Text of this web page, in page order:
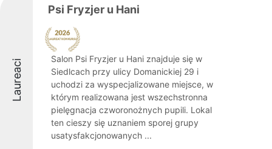
Laureaci
Psi Fryzjer u Hani
Salon Psi Fryzjer u Hani znajduje się w
Siedlcach przy ulicy Domanickiej 29 i
uchodzi za wyspecjalizowane miejsce, w
którym realizowana jest wszechstronna
pielęgnacja czworonożnych pupili. Lokal
ten cieszy się uznaniem sporej grupy
usatysfakcjonowanych ...